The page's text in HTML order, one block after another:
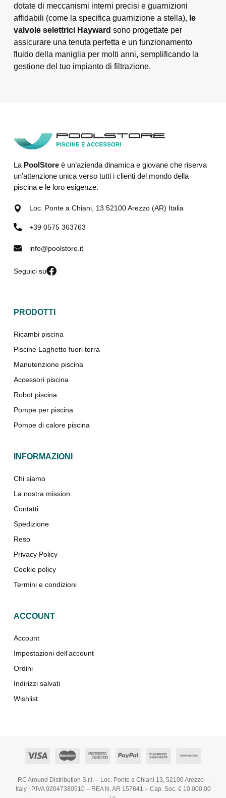
dotate di meccanismi interni precisi e guarnizioni
affidabili (come la specifica guarnizione a stella), le
valvole selettrici Hayward sono progettate per
assicurare una tenuta perfetta e un funzionamento
fluido della maniglia per molti anni, semplificando la
gestione del tuo impianto di filtrazione.
La PoolStoreè un’azienda dinamica e giovane che riserva
un’attenzione unica verso tutti i clienti del mondo della
piscina e le loro esigenze.
Loc. Ponte a Chiani, 13 52100 Arezzo (AR) Italia
+39 0575 363763
info@poolstore.it
Seguici su
PRODOTTI
Ricambi piscina
Piscine Laghetto fuori terra
Manutenzione piscina
Accessori piscina
Robot piscina
Pompe per piscina
Pompe di calore piscina
INFORMAZIONI
Chi siamo
La nostra mission
Contatti
Spedizione
Reso
Privacy Policy
Cookie policy
Termini e condizioni
ACCOUNT
Account
Impostazioni dell’account
Ordini
Indirizzi salvati
Wishlist
RC Around Distribution S.r.l. – Loc. Ponte a Chiani 13, 52100 Arezzo –
Italy | P.IVA 02047380510 – REA N. AR 157841 – Cap. Soc. € 10.000,00